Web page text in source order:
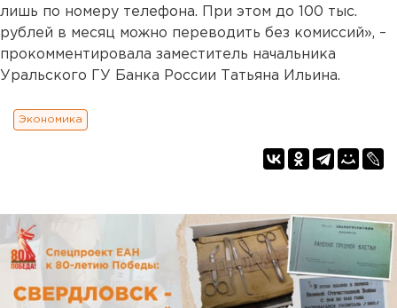
лишь по номеру телефона. При этом до 100 тыс.
рублей в месяц можно переводить без комиссий», –
прокомментировала заместитель начальника
Уральского ГУ Банка России Татьяна Ильина.
Экономика